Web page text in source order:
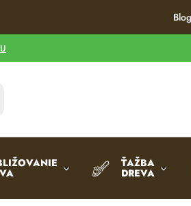
Blog
ŤAŽBA
DREVA